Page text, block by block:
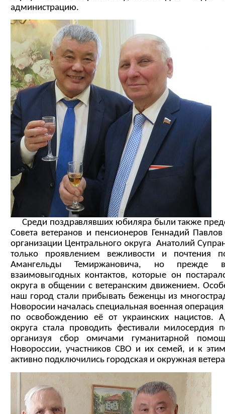
администрацию.
Среди поздравлявших юбиляра были также
Совета ветеранов и пенсионеров Геннадий
организации Центрального округа Анатолий
только проявлением вежливости и почтения
Амангельды Темиржановича, но прежде
взаимовыгодных контактов, которые он
округа в общении с ветеранским движением.
наш город стали прибывать беженцы из
Новоросии началась специальная военная
по освобождению её от украинских нацистов.
округа стала проводить фестивали милосердия
организуя сбор омичами гуманитарной
Новороссии, участников СВО и их семей, и к
активно подключились городская и окружная